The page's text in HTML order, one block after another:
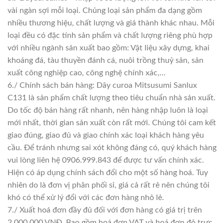
vài ngàn sợi mỗi loại. Chủng loại sản phẩm đa dạng gồm
nhiều thương hiệu, chất lượng và giá thành khác nhau. Mỗi
loại đều có đặc tính sản phẩm và chất lượng riêng phù hợp
với nhiều ngành sản xuất bao gồm: Vật liệu xây dựng, khai
khoáng đá, tàu thuyền đánh cá, nuôi trồng thuỷ sản, sản
xuất công nghiệp cao, công nghệ chính xác,…
6./ Chính sách bán hàng: Dây curoa Mitsusumi Sanlux
C131 là sản phẩm chất lượng theo tiêu chuẩn nhà sản xuất.
Do tốc độ bán hàng rất nhanh, nên hàng nhập luôn là loại
mới nhất, thời gian sản xuất còn rất mới. Chúng tôi cam kết
giao đúng, giao đủ và giao chính xác loại khách hàng yêu
cầu. Để tránh nhưng sai xót không đáng có, quý khách hàng
vui lòng liên hệ 0906.999.843 để được tư vấn chính xác.
Hiện có áp dụng chính sách đổi cho một số hàng hoá. Tuy
nhiên do là đơn vị phân phối sỉ, giá cả rất rẻ nên chúng tôi
khó có thể xử lý đổi với các đơn hàng nhỏ lẻ.
7./ Xuất hoá đơn đầy đủ đối với đơn hàng có giá trị trên